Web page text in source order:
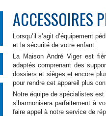
ACCESSOIRES
Lorsqu’il s’agit d’équipement
et la sécurité de votre enfant.
La Maison André Viger est
adaptés comprenant des
dossiers et sièges et encore
pour rendre cet appareil plus
Notre équipe de spécialistes
s’harmonisera parfaitement à
faire appel à notre service de
PLUS D'INFORMATION